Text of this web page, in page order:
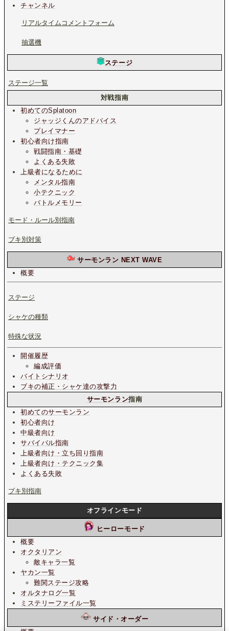
チャンネル
リアルタイムコメントフォーム
抽選機
ステージ
ステージ一覧
対戦指南
初めてのSplatoon
ジャッジくんのアドバイス
プレイマナー
初心者向け指南
戦闘指南・基礎
よくある失敗
上級者になるために
メンタル指南
小テクニック
バトルメモリー
モード・ルール別指南
ブキ別対策
サーモンラン NEXT WAVE
概要
ステージ
シャケの種類
特殊な状況
開催履歴
編成評価
バイトシナリオ
ブキの補正・シャケ達の攻撃力
サーモンラン指南
初めてのサーモンラン
初心者向け
中級者向け
サバイバル指南
上級者向け・立ち回り指南
上級者向け・テクニック集
よくある失敗
ブキ別指南
オフラインモード
ヒーローモード
概要
オクタリアン
敵キャラ一覧
ヤカン一覧
難関ステージ攻略
オルタナログ一覧
ミステリーファイル一覧
サイド・オーダー